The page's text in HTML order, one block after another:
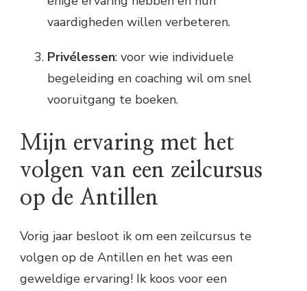
vaardigheden willen verbeteren.
Privélessen: voor wie individuele
begeleiding en coaching wil om snel
vooruitgang te boeken.
Mijn ervaring met het
volgen van een zeilcursus
op de Antillen
Vorig jaar besloot ik om een zeilcursus te
volgen op de Antillen en het was een
geweldige ervaring! Ik koos voor een